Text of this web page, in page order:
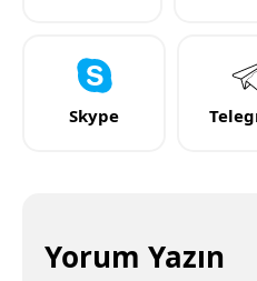
Skype
Yorum Yazın